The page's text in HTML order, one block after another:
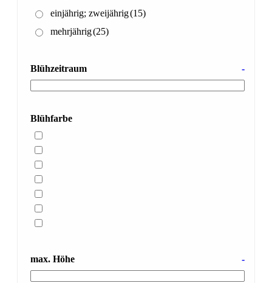
einjährig; zweijährig(15)
mehrjährig(25)
Blühzeitraum -
Blühfarbe
max. Höhe -